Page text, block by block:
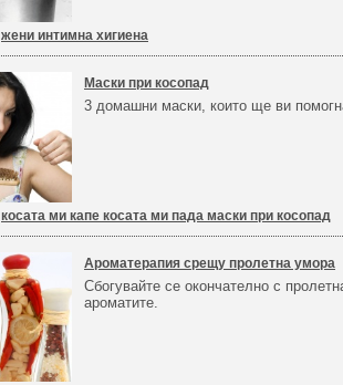
жени интимна хигиена
Маски при косопад
3 домашни маски, които ще ви
косата ми капе косата ми пада маски при косопад
Ароматерапия срещу пролетна умора
Сбогувайте се окончателно с
ароматите.